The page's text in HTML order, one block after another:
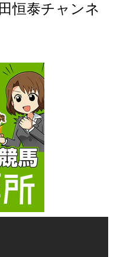
恒泰チャンネ